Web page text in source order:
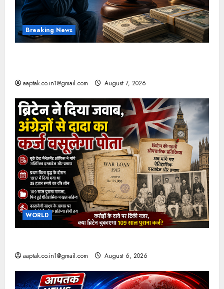
Breaking News
aaptak.co.in1@gmail.com August 7, 2026
WORLD
aaptak.co.in1@gmail.com August 6, 2026